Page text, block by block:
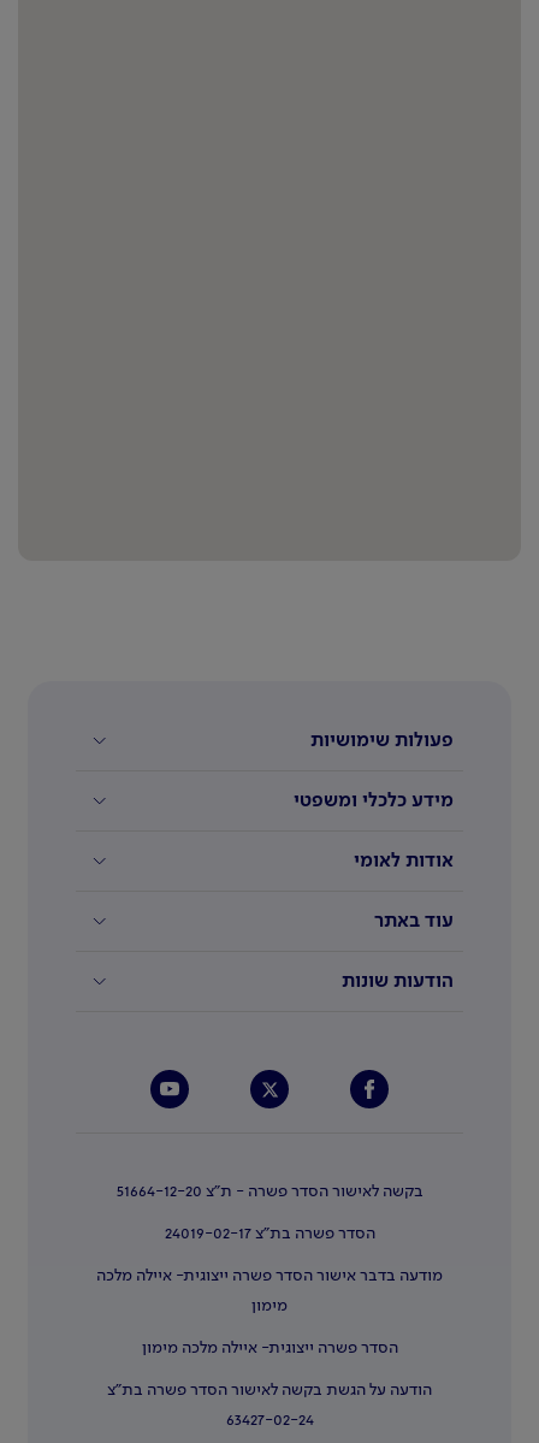
פעולות שימושיות
מידע כלכלי ומשפטי
אודות לאומי
עוד באתר
הודעות שונות
בקשה לאישור הסדר פשרה - ת"צ 51664-12-20
הסדר פשרה בת"צ 24019-02-17
מודעה בדבר אישור הסדר פשרה ייצוגית- איילה מלכה
מימון
הסדר פשרה ייצוגית- איילה מלכה מימון
הודעה על הגשת בקשה לאישור הסדר פשרה בת"צ
63427-02-24